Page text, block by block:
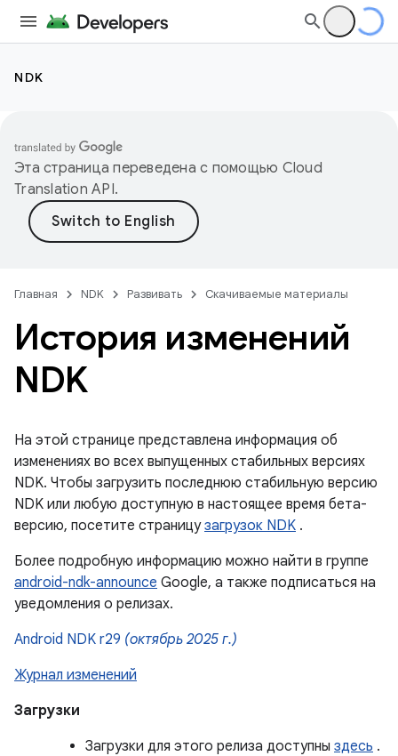
NDK
Эта страница переведена с помощью Cloud
Translation API.
Главная NDK Развивать Скачиваемые материалы
История изменений
NDK
На этой странице представлена ​​информация об
изменениях во всех выпущенных стабильных версиях
NDK. Чтобы загрузить последнюю стабильную версию
NDK или любую доступную в настоящее время бета-
версию, посетите страницузагрузок NDK .
Более подробную информацию можно найти в группе
android-ndk-announce Google, а также подписаться на
уведомления о релизах.
Android NDK r29 (октябрь 2025 г.)
Журнал изменений
Загрузки
Загрузки для этого релиза доступны здесь .